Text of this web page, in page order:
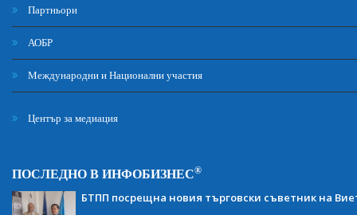
Партньори
АОБР
Международни и Национални участия
Център за медиация
ПОСЛЕДНО В ИНФОБИЗНЕС®
БТПП посрещна новия търговски съветник на